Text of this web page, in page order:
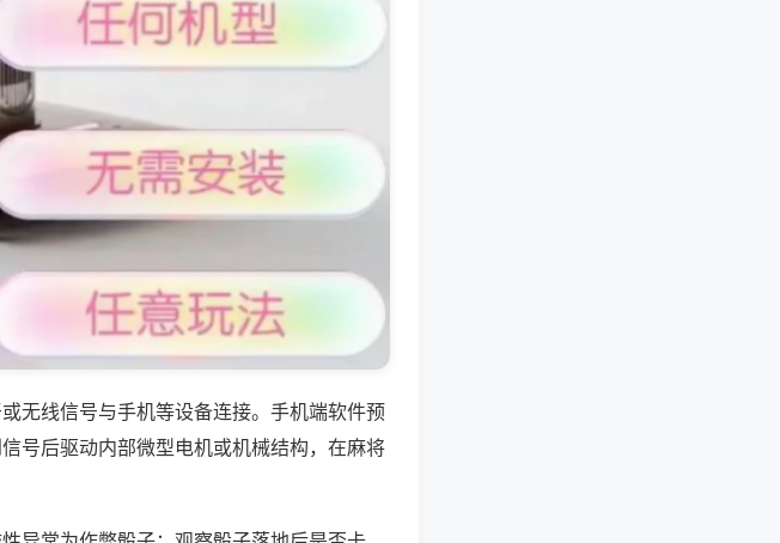
无线信号与手机等设备连接。手机端软件预
号后驱动内部微型电机或机械结构，在麻将